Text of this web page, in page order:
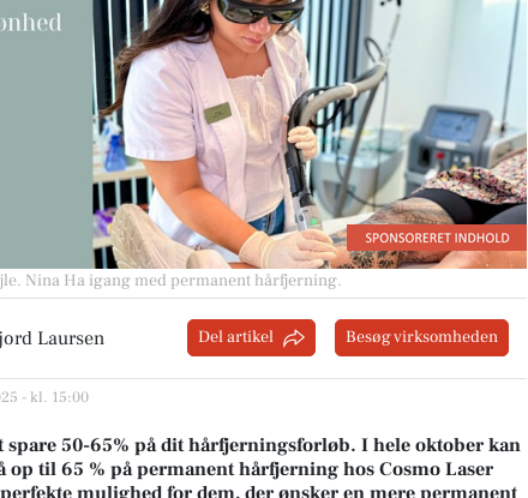
. Nina Ha igang med permanent hårfjerning.
Laursen Del artikel Besøg virksomheden
- kl. 15:00
spare 50-65% på dit hårfjerningsforløb. I hele oktober kan
op til 65 % på permanent hårfjerning hos Cosmo Laser
mulighed for dem, der ønsker en mere permanent